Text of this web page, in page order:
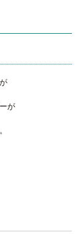
が